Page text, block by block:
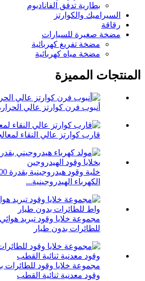
بطارية تدفق الفاناديوم
السيراميك والكوارتز
رقاقة
مضخة صغيرة للسيارات
مضخة تفريغ كهربائية
مضخة مياه كهربائية
المنتجات المميزة
أنبوب فرن كوارتز عالي
قارب كوارتز عالي النقاء
الكهرباء الهيدروجينية...
للطائرات بدون طيار
مجموعة خلايا وقود للطائرات
وقود معدنية ثنائية القطب